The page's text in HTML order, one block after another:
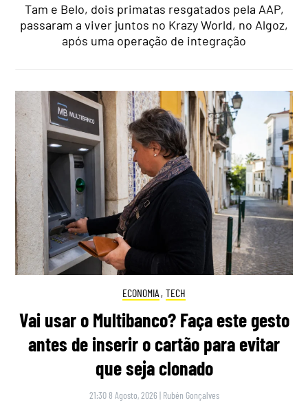
Tam e Belo, dois primatas resgatados pela AAP,
passaram a viver juntos no Krazy World, no Algoz,
após uma operação de integração
ECONOMIA , TECH
Vai usar o Multibanco? Faça este gesto
antes de inserir o cartão para evitar
que seja clonado
21:30 8 Agosto, 2026 | Rubén Gonçalves